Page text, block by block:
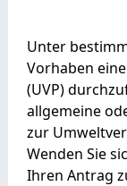
Unter
Vorhaben
(UVP)
allgemeine
zur
Wenden Sie
Ihren Antrag